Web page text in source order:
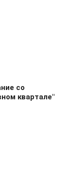
со
квартале"